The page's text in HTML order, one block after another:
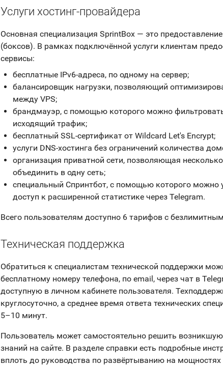
Услуги хостинг-провайдера
Основная специализация SprintBox — это
(боксов). В рамках подключённой услуги клиентам
сервисы:
бесплатные IPv6-адреса, по одному на сервер;
балансировщик нагрузки, позволяющий
между VPS;
брандмауэр, с помощью которого можно
исходящий трафик;
бесплатный SSL-сертификат от Wildcard Let's Encrypt;
услуги DNS-хостинга без ограничений количества
организация приватной сети, позволяющая
объединить в одну сеть;
специальный Спринтбот, с помощью которого можно
доступ к расширенной статистике через Telegram.
Всего пользователям доступно 6 тарифов с
Техническая поддержка
Обратиться к специалистам технической поддержки
бесплатному номеру телефона, по email, через чат в
доступную в личном кабинете пользователя.
круглосуточно, а среднее время ответа технических
5–10 минут.
Пользователь может самостоятельно решить
знаний на сайте. В разделе справки есть подробные
вплоть до руководства по развёртыванию на мощностях